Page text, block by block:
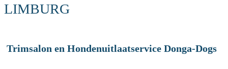
LIMBURG
Trimsalon en Hondenuitlaatservice Donga-Dogs